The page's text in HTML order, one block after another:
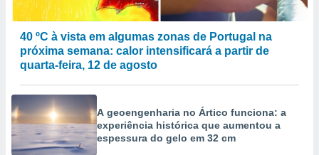
40 ºC à vista em algumas zonas de Portugal na
próxima semana: calor intensificará a partir de
quarta-feira, 12 de agosto
A geoengenharia no Ártico funciona: a
experiência histórica que aumentou a
espessura do gelo em 32 cm